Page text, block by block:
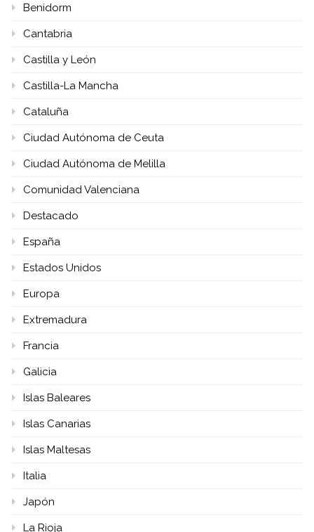
Benidorm
Cantabria
Castilla y León
Castilla-La Mancha
Cataluña
Ciudad Autónoma de Ceuta
Ciudad Autónoma de Melilla
Comunidad Valenciana
Destacado
España
Estados Unidos
Europa
Extremadura
Francia
Galicia
Islas Baleares
Islas Canarias
Islas Maltesas
Italia
Japón
La Rioja